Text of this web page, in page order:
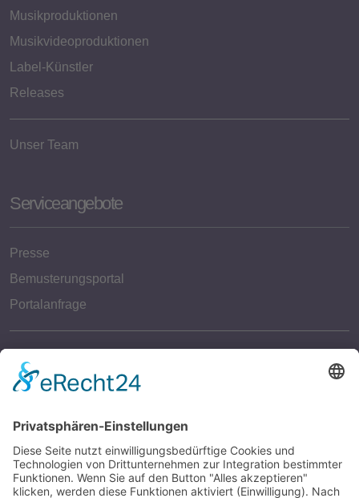
Musikproduktionen
Musikvideoproduktionen
Label-Künstler
Releases
Unser Team
Serviceangebote
Presse
Bemusterungsportal
Portalanfrage
Impressum
Kontakt aufnehmen